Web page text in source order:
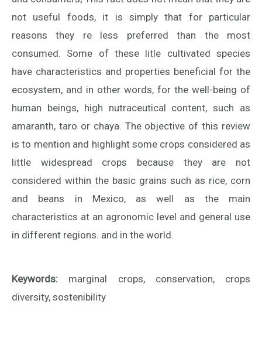
not useful foods, it is simply that for particular
reasons they re less preferred than the most
consumed. Some of these litle cultivated species
have characteristics and properties beneficial for the
ecosystem, and in other words, for the well-being of
human beings, high nutraceutical content, such as
amaranth, taro or chaya. The objective of this review
is to mention and highlight some crops considered as
little widespread crops because they are not
considered within the basic grains such as rice, corn
and beans in Mexico, as well as the main
characteristics at an agronomic level and general use
in different regions. and in the world.
Keywords: marginal crops, conservation, crops
diversity, sostenibility